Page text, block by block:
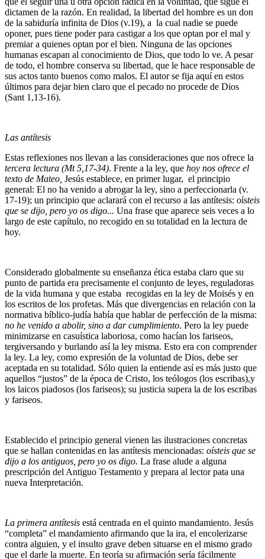
dictamen de la razón. En realidad, la libertad del hombre es un don
de la sabiduría infinita de Dios (v.19), a la cual nadie se puede
oponer, pues tiene poder para castigar a los que optan por el mal y
premiar a quienes optan por el bien. Ninguna de las opciones
humanas escapan al conocimiento de Dios, que todo lo ve. A pesar
de todo, el hombre conserva su libertad, que le hace responsable de
sus actos tanto buenos como malos. El autor se fija aquí en estos
últimos para dejar bien claro que el pecado no procede de Dios
(Sant 1,13-16).
Las antítesis
Estas reflexiones nos llevan a las consideraciones que nos ofrece la
tercera lectura (Mt 5,17-34). Frente a la ley, que hoy nos ofrece el
texto de Mateo, Jesús establece, en primer lugar, el principio
general: El no ha venido a abrogar la ley, sino a perfeccionarla (v.
17-19); un principio que aclarará con el recurso a las antítesis: oísteis
que se dijo, pero yo os digo... Una frase que aparece seis veces a lo
largo de este capítulo, no recogido en su totalidad en la lectura de
hoy.
Considerado globalmente su enseñanza ética estaba claro que su
punto de partida era precisamente el conjunto de leyes, reguladoras
de la vida humana y que estaba recogidas en la ley de Moisés y en
los escritos de los profetas. Más que divergencias en relación con la
normativa bíblico-judía había que hablar de perfección de la misma:
no he venido a abolir, sino a dar cumplimiento. Pero la ley puede
minimizarse en casuística laboriosa, como hacían los fariseos,
tergiversando y burlando así la ley misma. Esto era con comprender
la ley. La ley, como expresión de la voluntad de Dios, debe ser
aceptada en su totalidad. Sólo quien la entiende así es más justo que
aquellos “justos” de la época de Cristo, los teólogos (los escribas),y
los laicos piadosos (los fariseos); su justicia supera la de los escribas
y fariseos.
Establecido el principio general vienen las ilustraciones concretas
que se hallan contenidas en las antítesis mencionadas: oísteis que se
dijo a los antiguos, pero yo os digo. La frase alude a alguna
prescripción del Antiguo Testamento y prepara al lector pata una
nueva Interpretación.
La primera antítesis está centrada en el quinto mandamiento. Jesús
“completa” el mandamiento afirmando que la ira, el encolerizarse
contra alguien, y el insulto grave deben situarse en el mismo grado
que el darle la muerte. En teoría su afirmación sería fácilmente